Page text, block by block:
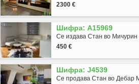
2300 €
Шифра: A15969
Се издава Стан во Мичурин
450 €
Шифра: J4539
Се продава Стан во Дебар